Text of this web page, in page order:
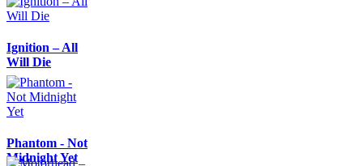
Ignition – All
Will Die
Phantom - Not
Midnight Yet